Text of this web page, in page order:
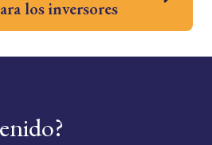
los inversores